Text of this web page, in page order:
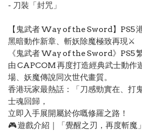
- 刀裝「封咒」
【鬼武者 Way of the Sword】PS5
黑暗動作新章、斬妖除魔極致再現⚔️
《鬼武者 Way of the Sword》PS5
由 CAPCOM 再度打造經典武士動作
場、妖魔傳說同次世代畫質。
香港玩家最熱話：「刀感勁實在、
士魂回歸，
立即入手展開屬於你嘅修羅之路！
🎮 遊戲介紹｜「覺醒之刃，再度斬魔」